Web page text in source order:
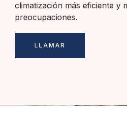
climatización más eficiente y
preocupaciones.
LLAMAR